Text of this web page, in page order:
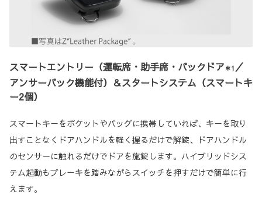
スマートエントリー（運転席・助手席・バックドア ＊1 ／
アンサーバック機能付）＆スタートシステム（スマートキ
ー2個）
スマートキーをポケットやバッグに携帯していれば、キーを取り
出すことなくドアハンドルを軽く握るだけで解錠、ドアハンドル
のセンサーに触れるだけでドアを施錠します。ハイブリッドシス
テム起動もブレーキを踏みながらスイッチを押すだけで簡単に行
えます。